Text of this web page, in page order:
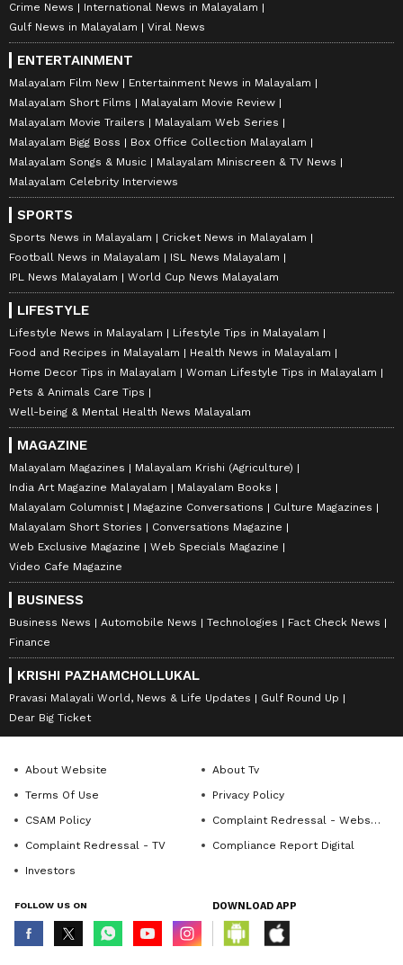
Crime News
International News in Malayalam
Gulf News in Malayalam
Viral News
ENTERTAINMENT
Malayalam Film New
Entertainment News in Malayalam
Malayalam Short Films
Malayalam Movie Review
Malayalam Movie Trailers
Malayalam Web Series
Malayalam Bigg Boss
Box Office Collection Malayalam
Malayalam Songs & Music
Malayalam Miniscreen & TV News
Malayalam Celebrity Interviews
SPORTS
Sports News in Malayalam
Cricket News in Malayalam
Football News in Malayalam
ISL News Malayalam
IPL News Malayalam
World Cup News Malayalam
LIFESTYLE
Lifestyle News in Malayalam
Lifestyle Tips in Malayalam
Food and Recipes in Malayalam
Health News in Malayalam
Home Decor Tips in Malayalam
Woman Lifestyle Tips in Malayalam
Pets & Animals Care Tips
Well-being & Mental Health News Malayalam
MAGAZINE
Malayalam Magazines
Malayalam Krishi (Agriculture)
India Art Magazine Malayalam
Malayalam Books
Malayalam Columnist
Magazine Conversations
Culture Magazines
Malayalam Short Stories
Conversations Magazine
Web Exclusive Magazine
Web Specials Magazine
Video Cafe Magazine
BUSINESS
Business News Automobile News Technologies
Fact Check News
Finance
KRISHI PAZHAMCHOLLUKAL
Pravasi Malayali World, News & Life Updates
Gulf Round Up
Dear Big Ticket
About Website
About Tv
Terms Of Use
Privacy Policy
CSAM Policy
Complaint Redressal - Website
Complaint Redressal - TV
Compliance Report Digital
Investors
FOLLOW US ON DOWNLOAD APP